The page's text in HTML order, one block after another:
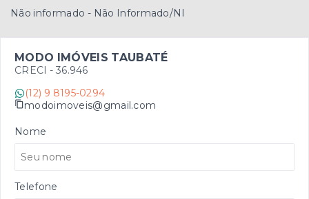
Não informado - Não Informado/NI
MODO IMÓVEIS TAUBATÉ
CRECI - 36.946
(12) 9 8195-0294
modoimoveis@gmail.com
Nome
Telefone